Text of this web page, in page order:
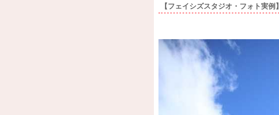
【フェイシズスタジオ・フォト実例】